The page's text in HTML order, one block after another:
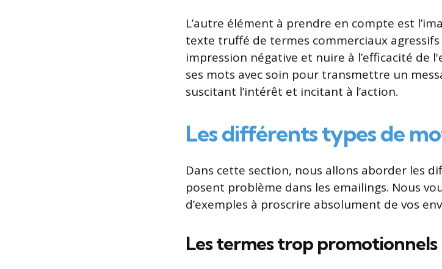
L’autre élément à prendre en compte est
texte truffé de termes commerciaux
impression négative et nuire à l’efficacité de
ses mots avec soin pour transmettre un
suscitant l’intérêt et incitant à l’action.
Les différents types de
Dans cette section, nous allons aborder les
posent problème dans les emailings. Nous
d’exemples à proscrire absolument de vos
Les termes trop promotionnels